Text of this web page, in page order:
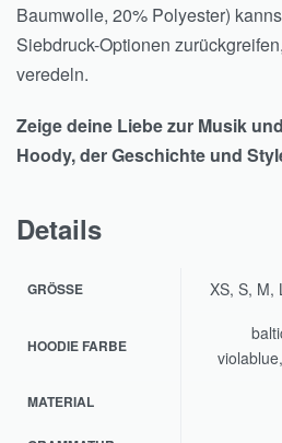
Baumwolle, 20% Polyester)
Siebdruck-Optionen
veredeln.
Zeige deine Liebe zur Musik
Hoody, der Geschichte und
Details
GRÖSSE XS, S, M,
HOODIE FARBE
MATERIAL